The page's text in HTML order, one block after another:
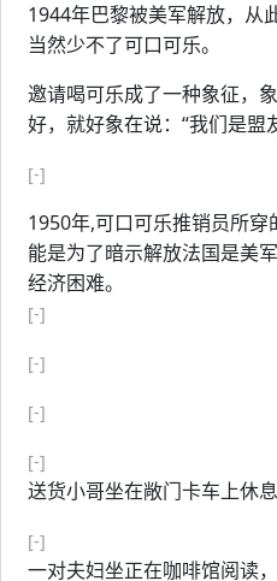
1944年巴黎被美军解放，从
当然少不了可口可乐。
邀请喝可乐成了一种象征，
好，就好象在说：“我们是盟
[-]
1950年,可口可乐推销员所
能是为了暗示解放法国是美
经济困难。
[-]
[-]
[-]
[-]
送货小哥坐在敞门卡车上休息
[-]
一对夫妇坐正在咖啡馆阅读